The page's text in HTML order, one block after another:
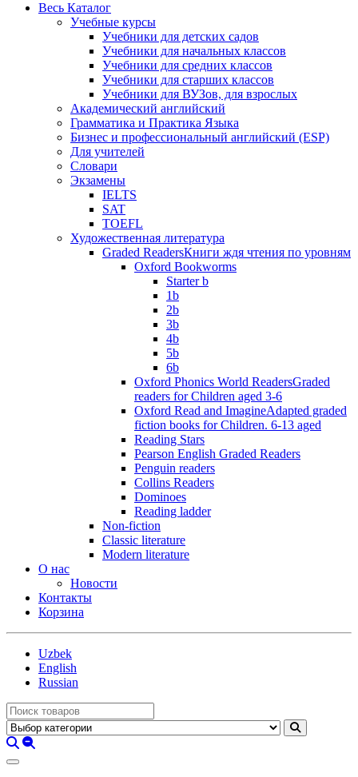
Весь Каталог
Учебные курсы
Учебники для детских садов
Учебники для начальных классов
Учебники для средних классов
Учебники для старших классов
Учебники для ВУЗов, для взрослых
Академический английский
Грамматика и Практика Языка
Бизнес и профессиональный английский (ESP)
Для учителей
Словари
Экзамены
IELTS
SAT
TOEFL
Художественная литература
Graded ReadersКниги ждя чтения по уровням
Oxford Bookworms
Starter b
1b
2b
3b
4b
5b
6b
Oxford Phonics World ReadersGraded
readers for Children aged 3-6
Oxford Read and ImagineAdapted graded
fiction books for Children. 6-13 aged
Reading Stars
Pearson English Graded Readers
Penguin readers
Collins Readers
Dominoes
Reading ladder
Non-fiction
Classic literature
Modern literature
О нас
Новости
Контакты
Корзина
Uzbek
English
Russian